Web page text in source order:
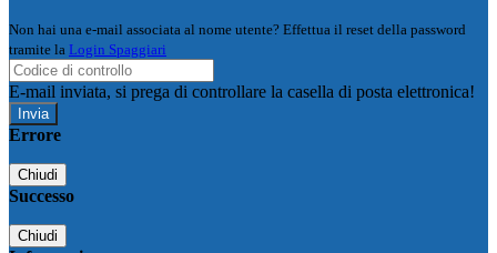
Non hai una e-mail associata al nome utente? Effettua il reset della password
tramite la Login Spaggiari
E-mail inviata, si prega di controllare la casella di posta elettronica!
Errore
Chiudi
Successo
Chiudi